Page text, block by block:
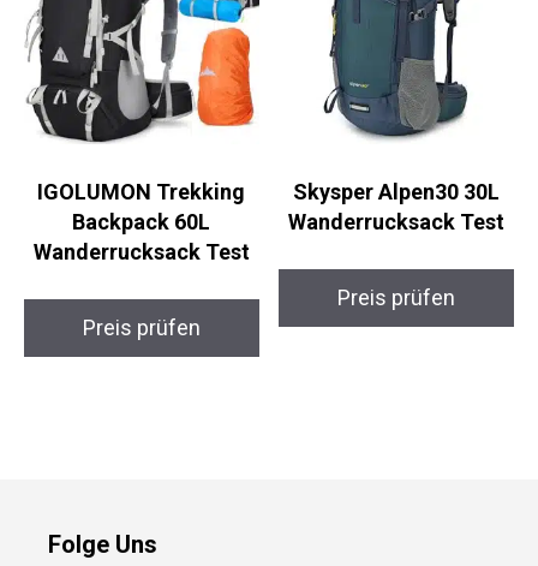
IGOLUMON Trekking
Backpack 60L
Wanderrucksack Test
Preis prüfen
Skysper Alpen30 30L
Wanderrucksack Test
Preis prüfen
Folge Uns